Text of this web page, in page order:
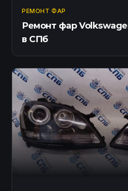
РЕМОНТ ФАР
Ремонт фар
в СПб